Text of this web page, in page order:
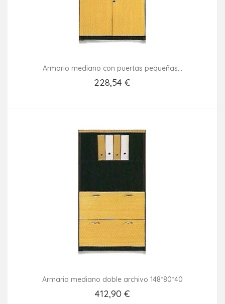
Armario mediano con puertas pequeñas...
228,54 €
Armario mediano doble archivo 148*80*40
412,90 €